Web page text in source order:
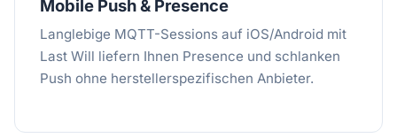
Mobile Push & Presence
Langlebige MQTT-Sessions auf iOS/Android mit
Last Will liefern Ihnen Presence und schlanken
Push ohne herstellerspezifischen Anbieter.